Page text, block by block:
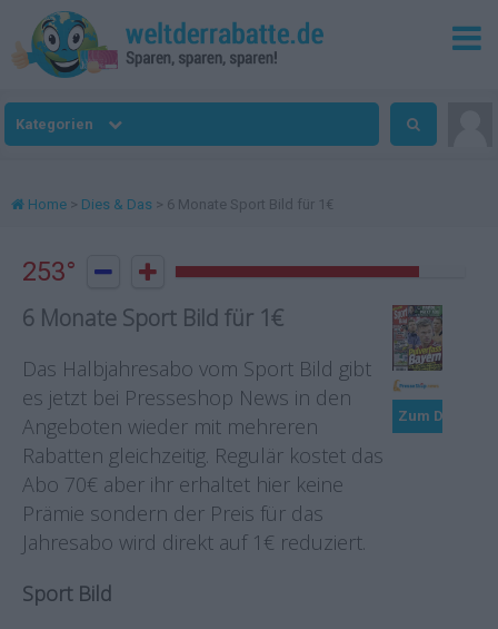
Kategorien
Home > Dies & Das > 6 Monate Sport Bild für 1€
253°  
6 Monate Sport Bild für 1€
Das Halbjahresabo vom Sport Bild gibt
es jetzt bei Presseshop News in den
Angeboten wieder mit mehreren
Rabatten gleichzeitig. Regulär kostet das
Abo 70€ aber ihr erhaltet hier keine
Prämie sondern der Preis für das
Jahresabo wird direkt auf 1€ reduziert.
Sport Bild
Zum Deal